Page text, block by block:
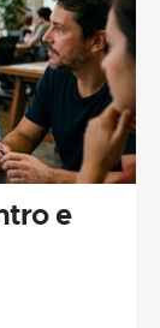
e